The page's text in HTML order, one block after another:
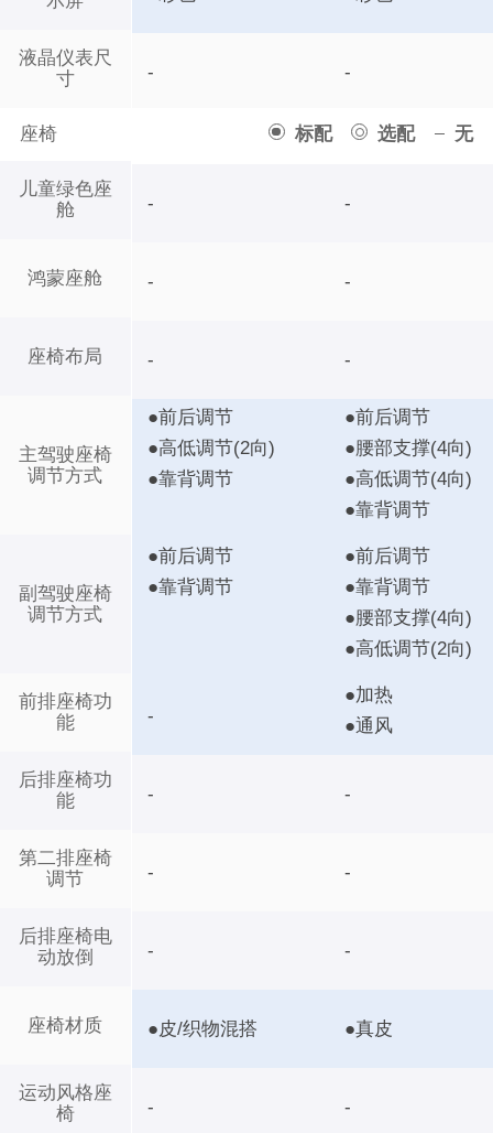
液晶仪表尺
寸
座椅 标配 选配 无
儿童绿色座
舱
鸿蒙座舱
座椅布局
主驾驶座椅
调节方式
副驾驶座椅
调节方式
前排座椅功
能
后排座椅功
能
第二排座椅
调节
后排座椅电
动放倒
座椅材质
运动风格座
椅
- -
- -
- -
- -
●前后调节
●高低调节(2向)
●靠背调节
●前后调节
●腰部支撑(4向)
●高低调节(4向)
●靠背调节
●前后调节
●靠背调节
●前后调节
●靠背调节
●腰部支撑(4向)
●高低调节(2向)
-
●加热
●通风
- -
- -
- -
●皮/织物混搭 ●真皮
- -